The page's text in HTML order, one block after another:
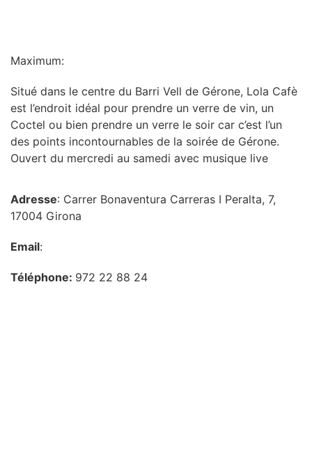
Maximum:
Situé dans le centre du Barri Vell de Gérone, Lola Cafè
est l’endroit idéal pour prendre un verre de vin, un
Coctel ou bien prendre un verre le soir car c’est l’un
des points incontournables de la soirée de Gérone.
Ouvert du mercredi au samedi avec musique live
Adresse: Carrer Bonaventura Carreras I Peralta, 7,
17004 Girona
Email:
Téléphone: 972 22 88 24